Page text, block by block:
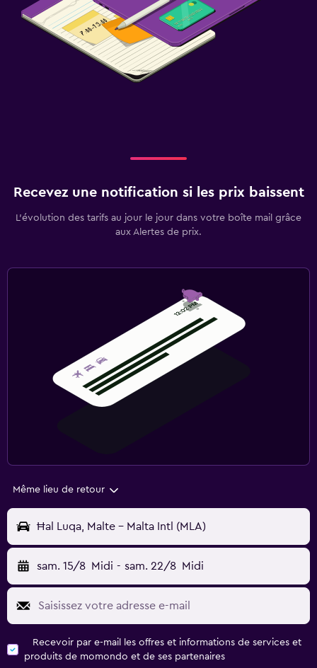
Recevez une notification si les prix baissent
L’évolution des tarifs au jour le jour dans votre boîte mail grâce
aux Alertes de prix.
Même lieu de retour
Ħal Luqa, Malte - Malta Intl (MLA)
sam. 15/8 Midi - sam. 22/8 Midi
Recevoir par e-mail les offres et informations de services et
produits de momondo et de ses partenaires